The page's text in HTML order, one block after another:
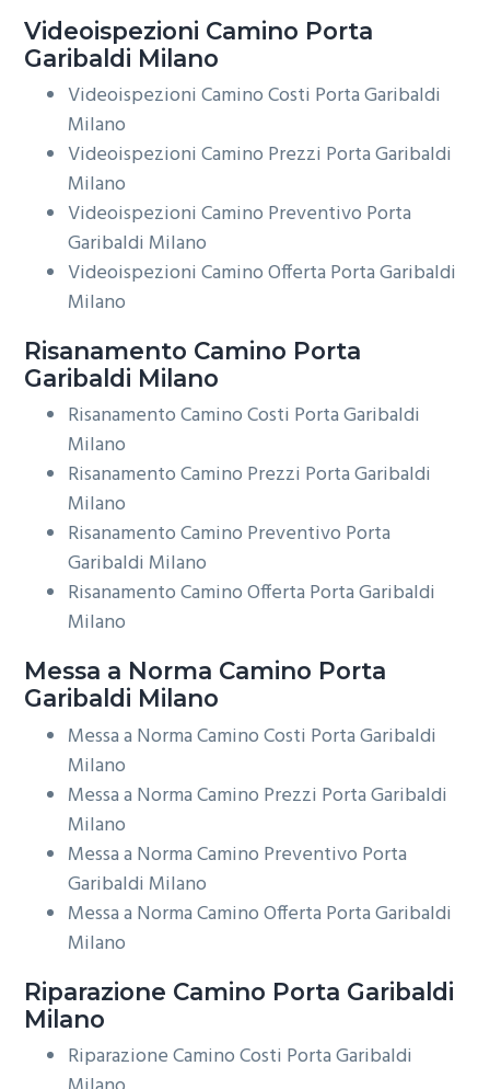
Videoispezioni Camino Porta
Garibaldi Milano
Videoispezioni Camino Costi Porta Garibaldi
Milano
Videoispezioni Camino Prezzi Porta Garibaldi
Milano
Videoispezioni Camino Preventivo Porta
Garibaldi Milano
Videoispezioni Camino Offerta Porta Garibaldi
Milano
Risanamento Camino Porta
Garibaldi Milano
Risanamento Camino Costi Porta Garibaldi
Milano
Risanamento Camino Prezzi Porta Garibaldi
Milano
Risanamento Camino Preventivo Porta
Garibaldi Milano
Risanamento Camino Offerta Porta Garibaldi
Milano
Messa a Norma Camino Porta
Garibaldi Milano
Messa a Norma Camino Costi Porta Garibaldi
Milano
Messa a Norma Camino Prezzi Porta Garibaldi
Milano
Messa a Norma Camino Preventivo Porta
Garibaldi Milano
Messa a Norma Camino Offerta Porta Garibaldi
Milano
Riparazione Camino Porta Garibaldi
Milano
Riparazione Camino Costi Porta Garibaldi